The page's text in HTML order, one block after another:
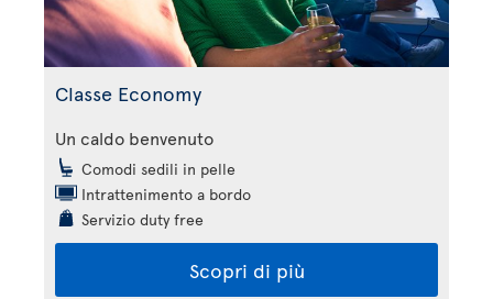
Classe Economy
Un caldo benvenuto
Comodi sedili in pelle
Intrattenimento a bordo
Servizio duty free
Scopri di più